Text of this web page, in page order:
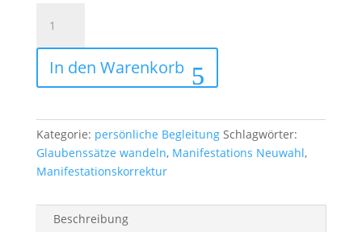
Neuwahl
mit
Ergänzungen
Seelenebene
Menge
In den Warenkorb
Kategorie: persönliche Begleitung Schlagwörter:
Glaubenssätze wandeln, Manifestations Neuwahl,
Manifestationskorrektur
Beschreibung